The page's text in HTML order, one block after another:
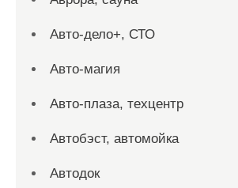
Авто-дело+, СТО
Авто-магия
Авто-плаза, техцентр
Автобэст, автомойка
Автодок